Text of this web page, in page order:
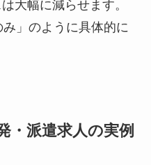
大幅に減らせます。
み」のように具体的に
・派遣求人の実例